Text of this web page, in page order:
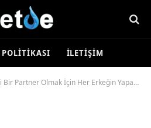
İLETIŞIM
Partner Olmak İçin Her Erkeğin Yapabileceği Basit Şey